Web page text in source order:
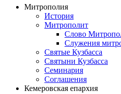
Митрополия
История
Митрополит
Слово
Служения
Святые Кузбасса
Святыни Кузбасса
Семинария
Соглашения
Кемеровская епархия